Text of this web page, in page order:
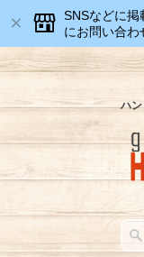
SNSなどに掲
にお問い合わ
ハ